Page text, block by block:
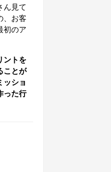
ん見て
、お客
初のア
ントを
ことが
ショ
った行